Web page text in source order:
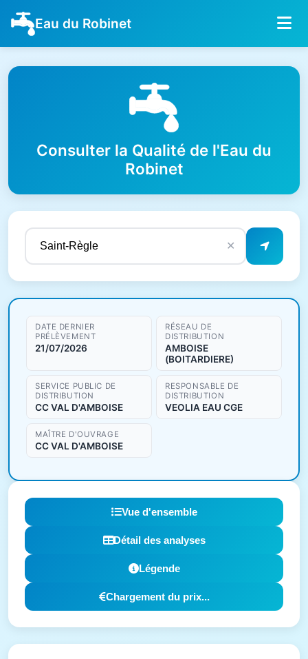
Eau du Robinet
Consulter la Qualité de l'Eau du
Robinet
✕
Résultats de qualité de l'eau
DATE DERNIER
PRÉLÈVEMENT
21/07/2026
RÉSEAU DE
DISTRIBUTION
AMBOISE
(BOITARDIERE)
SERVICE PUBLIC DE
DISTRIBUTION
CC VAL D'AMBOISE
RESPONSABLE DE
DISTRIBUTION
VEOLIA EAU CGE
MAÎTRE D'OUVRAGE
CC VAL D'AMBOISE
Vue d'ensemble
Détail des analyses
Légende
Chargement du prix...